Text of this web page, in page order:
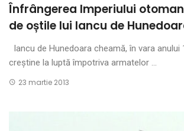
Înfrângerea Imperiului
de oștile lui Iancu de
Iancu de Hunedoara cheamă, în vara anului
creștine la luptă împotriva armatelor ...
23 martie 2013